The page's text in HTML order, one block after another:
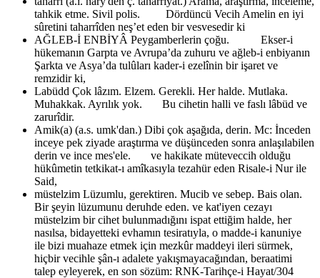
tahkik etme. Sivil polis. Dördüncü Vecih Amelin en iyi
sûretini taharrîden neş’et eden bir vesvesedir ki
AĞLEB-İ ENBİYÂ Peygamberlerin çoğu. Ekser-i
hükemanın Garpta ve Avrupa’da zuhuru ve ağleb-i enbiyanın
Şarkta ve Asya’da tulûları kader-i ezelînin bir işaret ve
remzidir ki,
Labüdd Çok lâzım. Elzem. Gerekli. Her halde. Mutlaka.
Muhakkak. Ayrılık yok. Bu cihetin halli ve faslı lâbüd ve
zarurîdir.
Amik(a) (a.s. umk'dan.) Dibi çok aşağıda, derin. Mc: İnceden
inceye pek ziyade araştırma ve düşünceden sonra anlaşılabilen
derin ve ince mes'ele. ve hakikate müteveccih olduğu
hükûmetin tetkikat-ı amîkasıyla tezahür eden Risale-i Nur ile
Said,
müstelzim Lüzumlu, gerektiren. Mucib ve sebep. Bais olan.
Bir şeyin lüzumunu deruhde eden. ve kat'iyen cezayı
müstelzim bir cihet bulunmadığını ispat ettiğim halde, her
nasılsa, bidayetteki evhamın tesiratıyla, o madde-i kanuniye
ile bizi muahaze etmek için mezkûr maddeyi ileri sürmek,
hiçbir vecihle şân-ı adalete yakışmayacağından, beraatimi
talep eyleyerek, en son sözüm: RNK-Tarihçe-i Hayat/304